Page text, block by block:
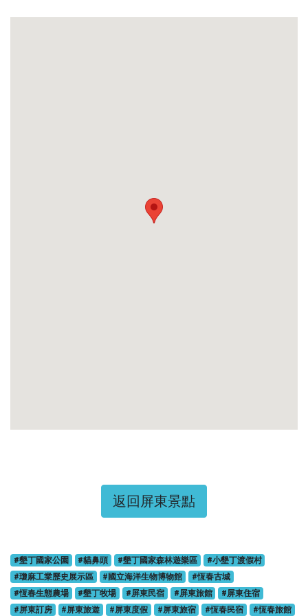
返回屏東景點
#墾丁國家公園 #貓鼻頭 #墾丁國家森林遊樂區
#小墾丁渡假村
#瓊麻工業歷史展示區
#國立海洋生物博物館
#恆春古城
#恆春生態農場
#墾丁牧場 #屏東民宿 #屏東旅館
#屏東住宿
#屏東訂房
#屏東旅遊 #屏東度假 #屏東旅宿 #恆春民宿
#恆春旅館